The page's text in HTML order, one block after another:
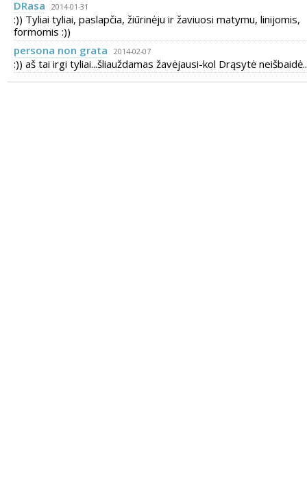
DRasa 2014-01-31
:)) Tyliai tyliai, paslapčia, žiūrinėju ir žaviuosi matymu, linijomis,
formomis :))
persona non grata
2014-02-07
:)) aš tai irgi tyliai...šliauždamas žavėjausi-kol Drąsytė